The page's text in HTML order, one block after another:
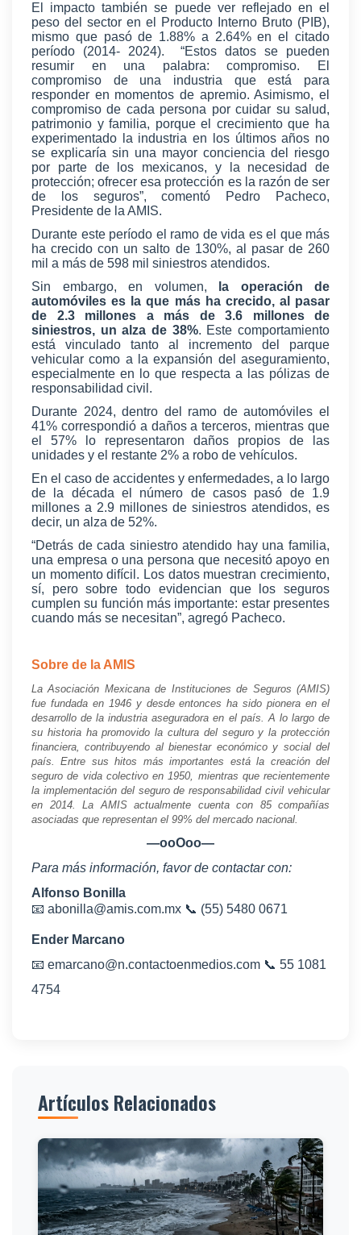
El impacto también se puede ver reflejado en el
peso del sector en el Producto Interno Bruto (PIB),
mismo que pasó de 1.88% a 2.64% en el citado
período (2014- 2024).
“Estos datos se pueden
resumir en una palabra: compromiso. El
compromiso de una industria que está para
responder en momentos de apremio. Asimismo, el
compromiso de cada persona por cuidar su salud,
patrimonio y familia, porque el crecimiento que ha
experimentado la industria en los últimos años no
se explicaría sin una mayor conciencia del riesgo
por parte de los mexicanos, y la necesidad de
protección; ofrecer esa protección es la razón de ser
de los seguros”, comentó Pedro Pacheco,
Presidente de la AMIS.
Durante este período el ramo de vida es el que más
ha crecido con un salto de 130%, al pasar de 260
mil a más de 598 mil siniestros atendidos.
Sin embargo, en volumen,
la operación de
automóviles es la que más ha crecido, al pasar
de 2.3 millones a más de 3.6 millones de
siniestros, un alza de 38%. Este comportamiento
está vinculado tanto al incremento del parque
vehicular como a la expansión del aseguramiento,
especialmente en lo que respecta a las pólizas de
responsabilidad civil.
Durante 2024, dentro del ramo de automóviles el
41% correspondió a daños a terceros, mientras que
el 57% lo representaron daños propios de las
unidades y el restante 2% a robo de vehículos.
En el caso de accidentes y enfermedades, a lo largo
de la década el número de casos pasó de 1.9
millones a 2.9 millones de siniestros atendidos, es
decir, un alza de 52%.
“Detrás de cada siniestro atendido hay una familia,
una empresa o una persona que necesitó apoyo en
un momento difícil. Los datos muestran crecimiento,
sí, pero sobre todo evidencian que los seguros
cumplen su función más importante: estar presentes
cuando más se necesitan”, agregó Pacheco.
Sobre de la AMIS
La Asociación Mexicana de Instituciones de Seguros (AMIS)
fue fundada en 1946 y desde entonces ha sido pionera en el
desarrollo de la industria aseguradora en el país. A lo largo de
su historia ha promovido la cultura del seguro y la protección
financiera, contribuyendo al bienestar económico y social del
país. Entre sus hitos más importantes está la creación del
seguro de vida colectivo en 1950, mientras que recientemente
la implementación del seguro de responsabilidad civil vehicular
en 2014. La AMIS actualmente cuenta con 85 compañías
asociadas que representan el 99% del mercado nacional.
—ooOoo—
Para más información, favor de contactar con:
Alfonso Bonilla
📧 abonilla@amis.com.mx 📞 (55) 5480 0671
Ender Marcano
📧 emarcano@n.contactoenmedios.com 📞 55 1081
4754
Artículos Relacionados